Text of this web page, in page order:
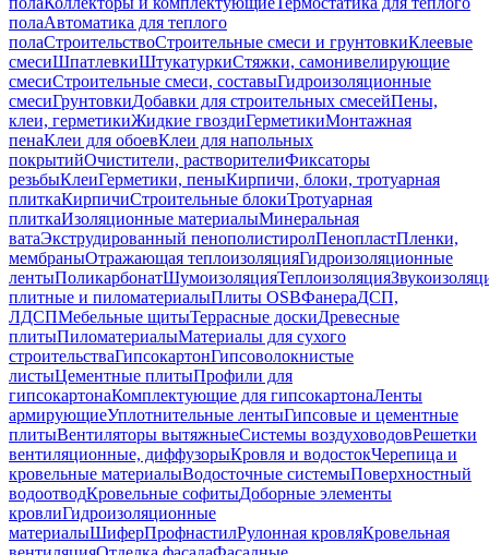
полаАвтоматика для теплого
полаСтроительствоСтроительные смеси и грунтовкиКлеевые
смесиШпатлевкиШтукатуркиСтяжки, самонивелирующие
смесиСтроительные смеси, составыГидроизоляционные
смесиГрунтовкиДобавки для строительных смесейПены,
клеи, герметикиЖидкие гвоздиГерметикиМонтажная
пенаКлеи для обоевКлеи для напольных
покрытийОчистители, растворителиФиксаторы
резьбыКлеиГерметики, пеныКирпичи, блоки, тротуарная
плиткаКирпичиСтроительные блокиТротуарная
плиткаИзоляционные материалыМинеральная
ватаЭкструдированный пенополистиролПенопластПленки,
мембраныОтражающая теплоизоляцияГидроизоляционные
лентыПоликарбонатШумоизоляцияТеплоизоляция
плитные и пиломатериалыПлиты OSBФанераДСП,
ЛДСПМебельные щитыТеррасные доскиДревесные
плитыПиломатериалыМатериалы для сухого
строительстваГипсокартонГипсоволокнистые
листыЦементные плитыПрофили для
гипсокартонаКомплектующие для гипсокартонаЛенты
армирующиеУплотнительные лентыГипсовые и цементные
плитыВентиляторы вытяжныеСистемы воздуховодовРешетки
вентиляционные, диффузорыКровля и водостокЧерепица и
кровельные материалыВодосточные системыПоверхностный
водоотводКровельные софитыДоборные элементы
кровлиГидроизоляционные
материалыШиферПрофнастилРулонная кровляКровельная